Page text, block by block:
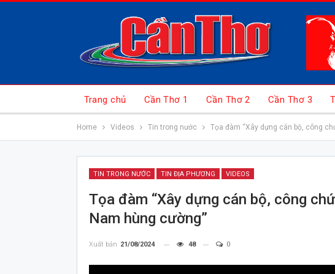
Trang chủ Cần Thơ 1 Cần Thơ 2 Cần Thơ 3
Home Videos Tin trong nước Tọa đàm “Xây dựng cán bộ, công
TIN TRONG NƯỚC TIN ĐỊA PHƯƠNG VIDEOS
Tọa đàm “Xây dựng cán bộ, công
Nam hùng cường”
Xuất bản 21/08/2024 48 0